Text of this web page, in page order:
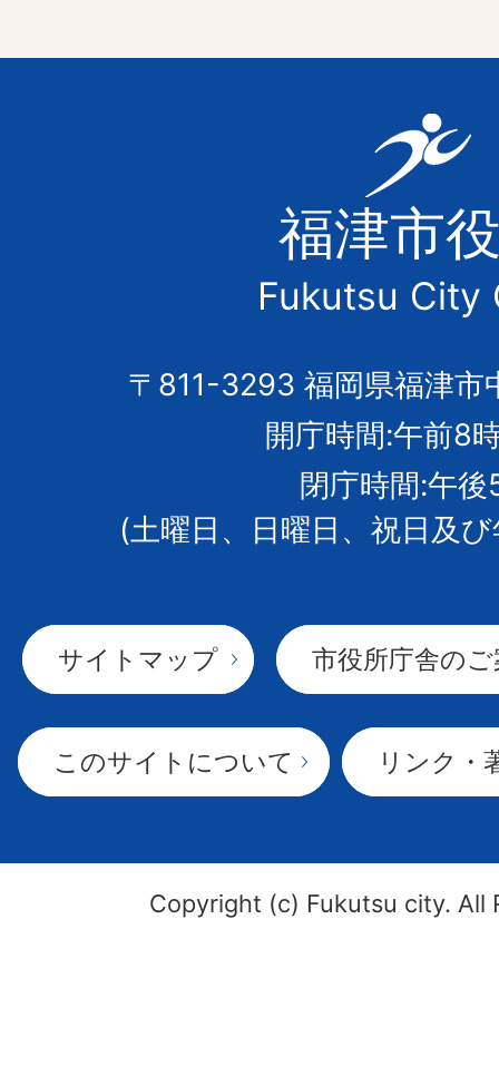
福
津
市
の
市
章
福津市
Fukutsu City
〒811-3293 福岡県福津市
開庁時間:午前8
閉庁時間:午後
(土曜日、日曜日、祝日及
サイトマップ 市役所庁舎の
このサイトについて リンク・
Copyright (c) Fukutsu city. All